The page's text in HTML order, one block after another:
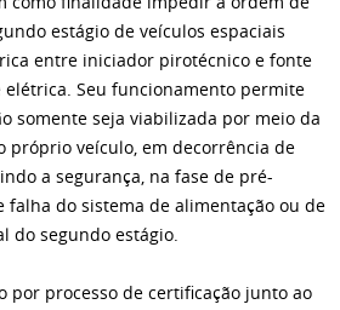
estágio de veículos espaciais
entre iniciador pirotécnico e fonte
Seu funcionamento permite
somente seja viabilizada por meio da
próprio veículo, em decorrência de
a segurança, na fase de pré-
falha do sistema de alimentação ou de
do segundo estágio.
por processo de certificação junto ao